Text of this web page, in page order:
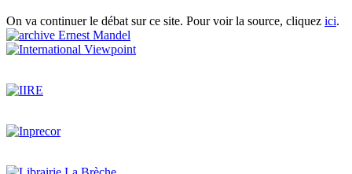
On va continuer le débat sur ce site. Pour voir la source, cliquez ici.